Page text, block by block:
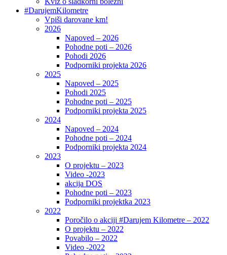
#DarujemKilometre
Vpiši darovane km!
2026
Napoved – 2026
Pohodne poti – 2026
Pohodi 2026
Podporniki projekta 2026
2025
Napoved – 2025
Pohodi 2025
Pohodne poti – 2025
Podporniki projekta 2025
2024
Napoved – 2024
Pohodne poti – 2024
Podporniki projekta 2024
2023
O projektu – 2023
Video -2023
akcija DOS
Pohodne poti – 2023
Podporniki projektka 2023
2022
Poročilo o akciji #Darujem Kilometre – 2022
O projektu – 2022
Povabilo – 2022
Video -2022